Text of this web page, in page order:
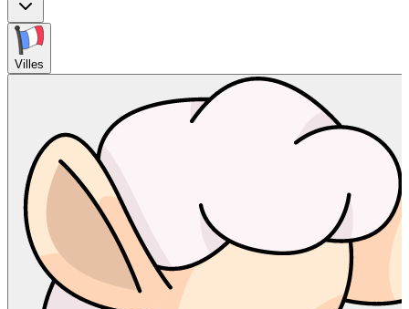
Villes